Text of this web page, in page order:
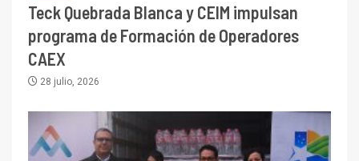
Teck Quebrada Blanca y CEIM impulsan
programa de Formación de Operadores
CAEX
28 julio, 2026